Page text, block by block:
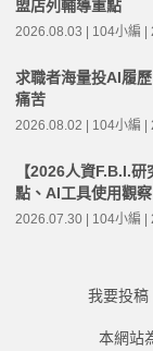
盟店列輔導重點
2026.08.03 | 104小編 |
求職者海量投AI履
痛苦
2026.08.02 | 104小編 |
【2026人資F.B.I.
點、AI工具使用觀
2026.07.30 | 104小編 |
我要投稿
本網站